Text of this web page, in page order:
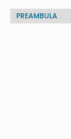
PREAMBULA